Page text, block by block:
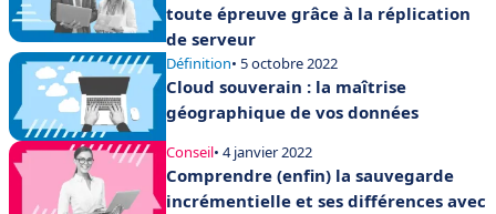
toute épreuve grâce à la réplication
de serveur
Définition• 5 octobre 2022
Cloud souverain : la maîtrise
géographique de vos données
Conseil• 4 janvier 2022
Comprendre (enfin) la sauvegarde
incrémentielle et ses différences avec